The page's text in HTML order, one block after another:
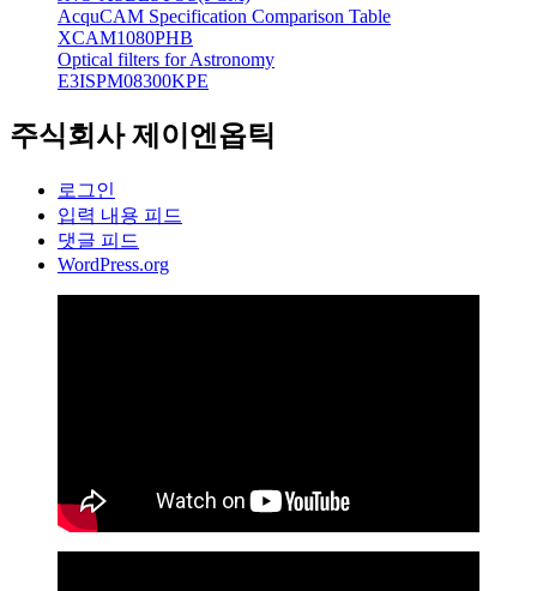
AcquCAM Specification Comparison Table
XCAM1080PHB
Optical filters for Astronomy
E3ISPM08300KPE
주식회사 제이엔옵틱
로그인
입력 내용 피드
댓글 피드
WordPress.org